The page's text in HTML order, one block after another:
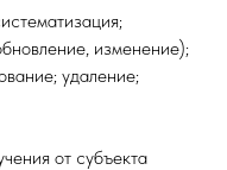
изменение);
удаление;
от субъекта